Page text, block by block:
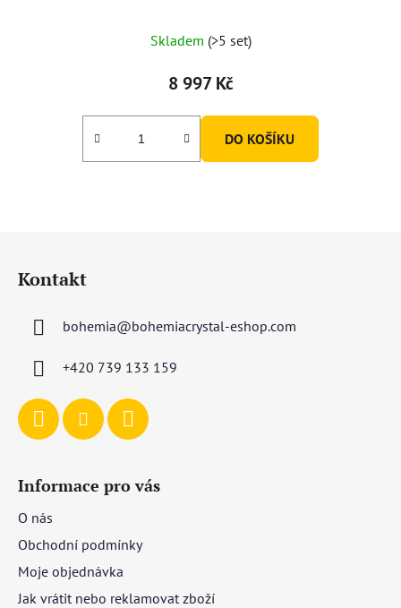
Skladem (>5 set)
8 997 Kč
DO KOŠÍKU
Kontakt
bohemia@bohemiacrystal-eshop.com
+420 739 133 159
Informace pro vás
O nás
Obchodní podmínky
Moje objednávka
Jak vrátit nebo reklamovat zboží